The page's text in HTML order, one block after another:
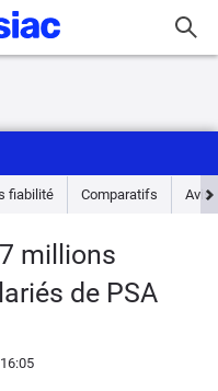
fiabilité Comparatifs Avis
millions
de PSA